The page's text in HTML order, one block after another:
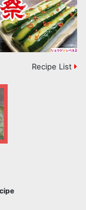
Recipe List